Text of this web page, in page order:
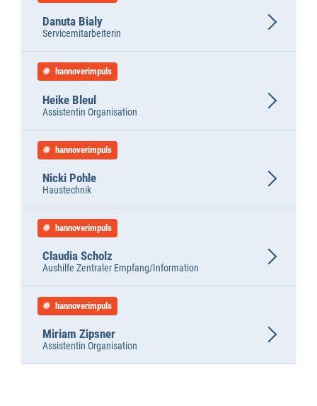
Servicemitarbeiterin
Danuta Bialy
hannoverimpuls
Assistentin Organisation
Heike Bleul
hannoverimpuls
Haustechnik
Nicki Pohle
hannoverimpuls
Aushilfe Zentraler Empfang/Information
Claudia Scholz
hannoverimpuls
Assistentin Organisation
Miriam Zipsner